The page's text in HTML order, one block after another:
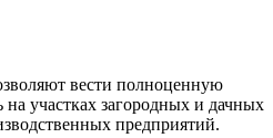
вести полноценную
на участках загородных и дачных
предприятий.